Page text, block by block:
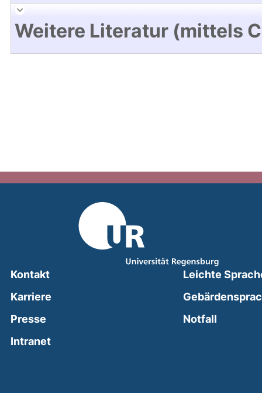
Weitere Literatur (mittels
Kontakt
Karriere
Presse
Intranet(external link, opens in a new window)
Leichte
Notfall